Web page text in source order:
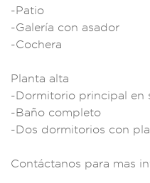
-Patio
-Ga lería con asador
-Cochera
Planta alta
-Dormitorio principal en
-Baño comp leto
-Dos dormitorios con pl
Contáctanos para mas